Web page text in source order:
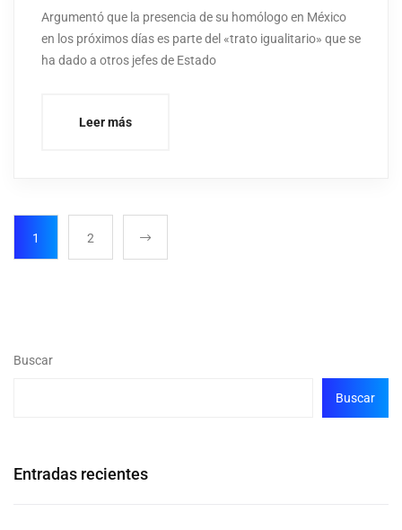
Argumentó que la presencia de su homólogo en México
en los próximos días es parte del «trato igualitario» que se
ha dado a otros jefes de Estado
Leer más
1 2
Buscar
Buscar
Entradas recientes